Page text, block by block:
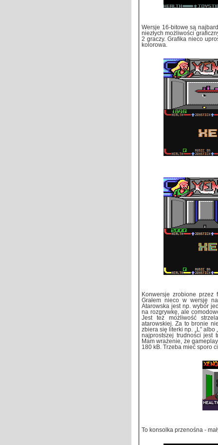
Wersje 16-bitowe są
niezłych możliwości
2 graczy. Grafika nieco
kolorowa.
Konwersje zrobione przez
Grałem nieco w wersję
Atarowska jest np. wybór
na rozgrywkę, ale
Jest też możliwość
atarowskiej. Za to bronie
zbiera się literki np. „L” albo
najprostszej trudności jest
Mam wrażenie, że
180 kB. Trzeba mieć sporo
To konsolka przenośna -